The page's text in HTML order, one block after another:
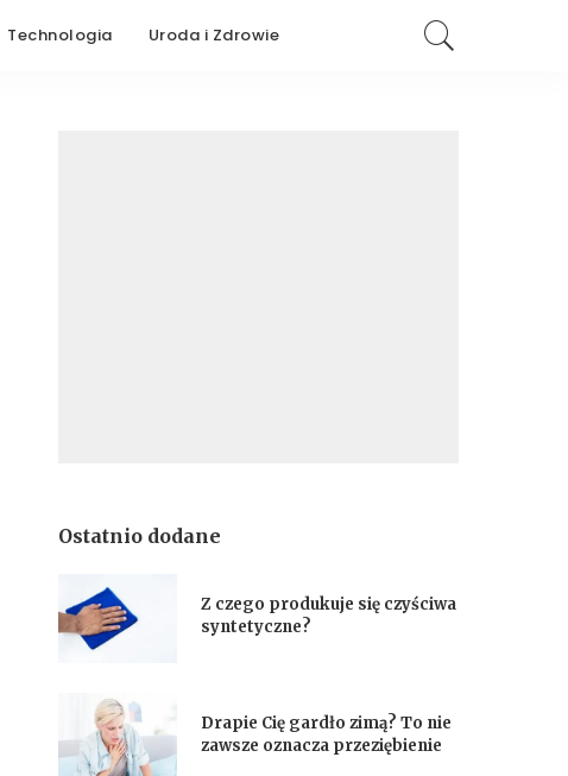
Technologia Uroda i Zdrowie
Ostatnio dodane
Z czego produkuje się czyściwa
syntetyczne?
Drapie Cię gardło zimą? To nie
zawsze oznacza przeziębienie